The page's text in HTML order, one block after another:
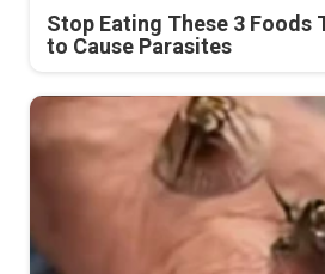
Stop Eating These 3 Foods
to Cause Parasites